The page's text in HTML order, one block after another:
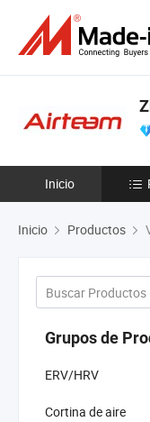
Inicio
Inicio Productos
Grupos de
ERV/HRV
Cortina de aire